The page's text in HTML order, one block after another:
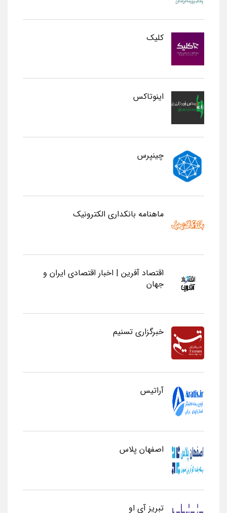
کلیک
اینوتاکس
چینپرس
ماهنامه بانکداری الکترونیک
اقتصاد آفرین | اخبار اقتصادی ایران و
جهان
خبرگزاری تسنیم
آراتیس
اصفهان پلاس
تبریز آی او